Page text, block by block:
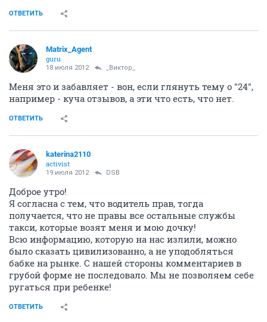
ОТВЕТИТЬ
Matrix_Agent
guru
18 июля 2012 _Виктор_
Меня это и забавляет - вон, если глянуть тему о "24",
например - куча отзывов, а эти что есть, что нет.
ОТВЕТИТЬ
katerina2110
activist
19 июля 2012 DSB
Доброе утро!
Я согласна с тем, что водитель прав, тогда
получается, что не правы все остальные службы
такси, которые возят меня и мою дочку!
Всю информацию, которую на нас излили, можно
было сказать цивилизованно, а не уподобляться
бабке на рынке. С нашей стороны комментариев в
грубой форме не последовало. Мы не позволяем себе
ругаться при ребенке!
ОТВЕТИТЬ